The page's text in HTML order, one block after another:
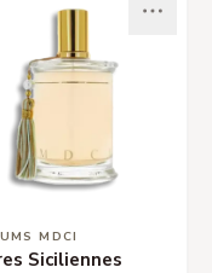
MDCI
Siciliennes